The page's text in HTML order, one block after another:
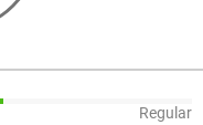
Regular